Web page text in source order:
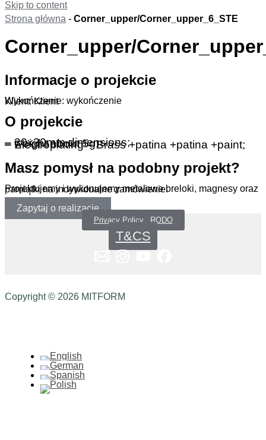
Skip to content
Strona główna - Corner_upper/Corner_upper_6_STE
Corner_upper/
Informacje o projekcie
Wykończenie: wykończenie
Klient: Klient
O projekcie
– 30x30mm dimensions;
– weight about 5g;
– Electroplating – Brass +patina +patina +paint;
Masz pomysł na podobny projekt?
Projektujemy i wykonujemy metalowe breloki, magnesy oraz pamiątki na indywidualne zamówienie.
Zapytaj o realizację
Privacy Policy _RODO
T&CS
Copyright © 2026 MITFORM